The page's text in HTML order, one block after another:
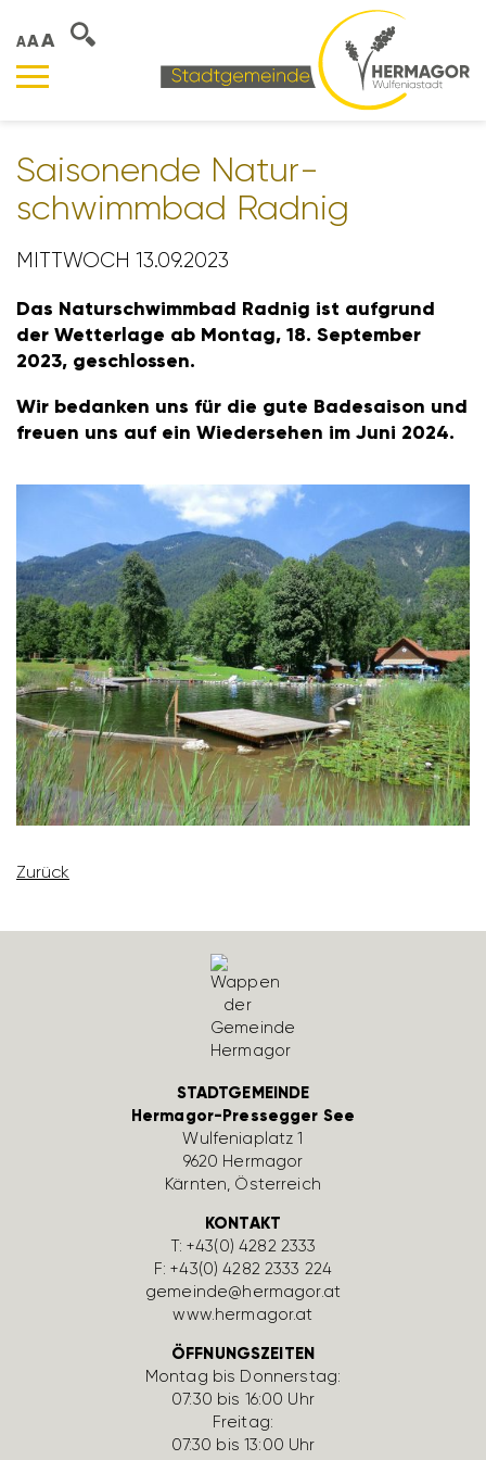
AAA
Saison­ende Natur­
schwimmbad Radnig
MITTWOCH 13.09.2023
Das Natur­schwimmbad Radnig ist aufgrund
der Wetter­lage ab Montag, 18. September
2023, geschlossen.
Wir bedanken uns für die gute Bade­saison und
freuen uns auf ein Wieder­sehen im Juni 2024.
Zurück
STADTGEMEINDE
Hermagor-Pressegger See
Wulfe­nia­platz 1
9620 Hermagor
Kärnten, Öster­reich
KONTAKT
T:+43(0) 4282 2333
F: +43(0) 4282 2333 224
gemeinde@hermagor.at
www.hermagor.at
ÖFFNUNGSZEITEN
Montag bis Donnerstag:
07:30 bis 16:00 Uhr
Freitag:
07:30 bis 13:00 Uhr